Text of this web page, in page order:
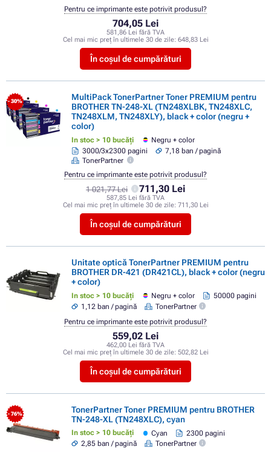
704,05 Lei
581,86 Lei fără TVA
Cel mai mic preț în ultimele 30 de zile: 648,83 Lei
În coșul de cumpărături
Pentru ce imprimante este potrivit produsul?
- 30%
MultiPack TonerPartner Toner PREMIUM pentru
BROTHER TN-248-XL (TN248XLBK, TN248XLC,
TN248XLM, TN248XLY), black + color (negru +
color)
In stoc > 10 bucăți
Negru + color
3000/3x2300 pagini
7,18 ban / pagină
TonerPartner
1 021,77 Lei 711,30 Lei
587,85 Lei fără TVA
Cel mai mic preț în ultimele 30 de zile: 711,30 Lei
În coșul de cumpărături
Pentru ce imprimante este potrivit produsul?
Unitate optică TonerPartner PREMIUM pentru
BROTHER DR-421 (DR421CL), black + color (negru
+ color)
In stoc > 10 bucăți Negru + color
50000 pagini
1,12 ban / pagină
TonerPartner
559,02 Lei
462,00 Lei fără TVA
Cel mai mic preț în ultimele 30 de zile: 502,82 Lei
În coșul de cumpărături
Pentru ce imprimante este potrivit produsul?
- 76%
TonerPartner Toner PREMIUM pentru BROTHER
TN-248-XL (TN248XLC), cyan
In stoc > 10 bucăți Cyan
2300 pagini
2,85 ban / pagină
TonerPartner